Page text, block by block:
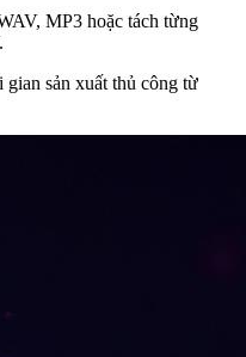
MP3 hoặc tách từng
sản xuất thủ công từ